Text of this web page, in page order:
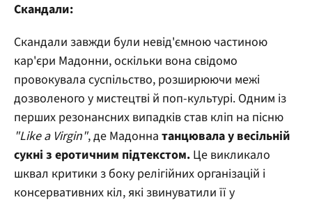
Скандали:
Скандали завжди були невід'ємною частиною
кар'єри Мадонни, оскільки вона свідомо
провокувала суспільство, розширюючи межі
дозволеного у мистецтві й поп-культурі. Одним із
перших резонансних випадків став кліп на пісню
"Like a Virgin", де Мадонна танцювала у весільній
сукні з еротичним підтекстом. Це викликало
шквал критики з боку релігійних організацій і
консервативних кіл, які звинуватили її у